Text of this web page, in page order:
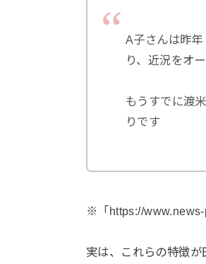
A子さんは昨
り、近況をオ
もうすでに渡
りです
※「https://
実は、これらの特徴が